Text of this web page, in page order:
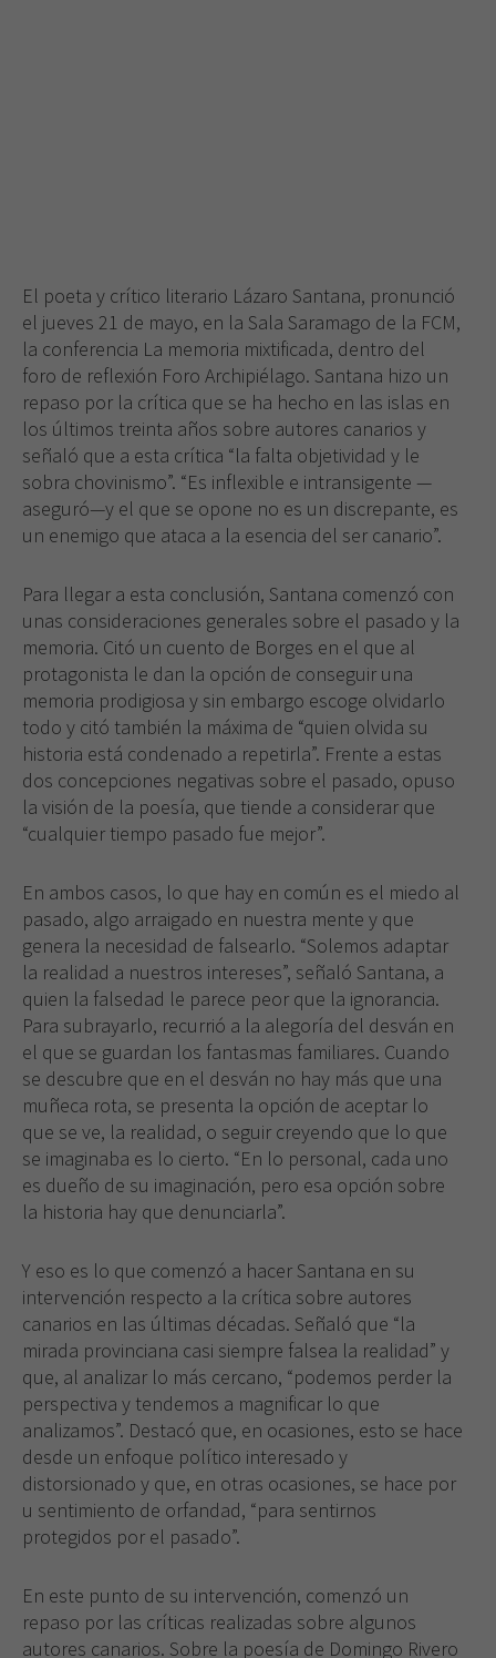
El poeta y crítico literario Lázaro Santana, pronunció
el jueves 21 de mayo, en la Sala Saramago de la FCM,
la conferencia La memoria mixtificada, dentro del
foro de reflexión Foro Archipiélago. Santana hizo un
repaso por la crítica que se ha hecho en las islas en
los últimos treinta años sobre autores canarios y
señaló que a esta crítica “la falta objetividad y le
sobra chovinismo”. “Es inflexible e intransigente —
aseguró—y el que se opone no es un discrepante, es
un enemigo que ataca a la esencia del ser canario”.
Para llegar a esta conclusión, Santana comenzó con
unas consideraciones generales sobre el pasado y la
memoria. Citó un cuento de Borges en el que al
protagonista le dan la opción de conseguir una
memoria prodigiosa y sin embargo escoge olvidarlo
todo y citó también la máxima de “quien olvida su
historia está condenado a repetirla”. Frente a estas
dos concepciones negativas sobre el pasado, opuso
la visión de la poesía, que tiende a considerar que
“cualquier tiempo pasado fue mejor”.
En ambos casos, lo que hay en común es el miedo al
pasado, algo arraigado en nuestra mente y que
genera la necesidad de falsearlo. “Solemos adaptar
la realidad a nuestros intereses”, señaló Santana, a
quien la falsedad le parece peor que la ignorancia.
Para subrayarlo, recurrió a la alegoría del desván en
el que se guardan los fantasmas familiares. Cuando
se descubre que en el desván no hay más que una
muñeca rota, se presenta la opción de aceptar lo
que se ve, la realidad, o seguir creyendo que lo que
se imaginaba es lo cierto. “En lo personal, cada uno
es dueño de su imaginación, pero esa opción sobre
la historia hay que denunciarla”.
Y eso es lo que comenzó a hacer Santana en su
intervención respecto a la crítica sobre autores
canarios en las últimas décadas. Señaló que “la
mirada provinciana casi siempre falsea la realidad” y
que, al analizar lo más cercano, “podemos perder la
perspectiva y tendemos a magnificar lo que
analizamos”. Destacó que, en ocasiones, esto se hace
desde un enfoque político interesado y
distorsionado y que, en otras ocasiones, se hace por
u sentimiento de orfandad, “para sentirnos
protegidos por el pasado”.
En este punto de su intervención, comenzó un
repaso por las críticas realizadas sobre algunos
autores canarios. Sobre la poesía de Domingo Rivero
Necesarias
Estas
cookies no
son
opcionales.
Son
necesarias
para que
funcione la
web.
Experiencia
Para que
nuestra web
funcione lo
mejor posible
durante tu
visita. Si
rechaza estas
cookies,
algunas
funcionalidades